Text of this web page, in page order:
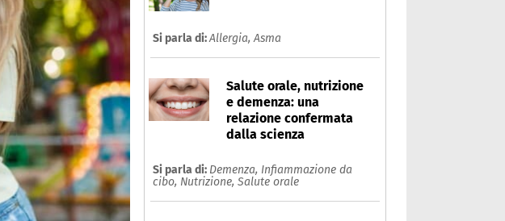
Si parla di:Allergia,Asma
Salute orale, nutrizione
e demenza: una
relazione confermata
dalla scienza
Si parla di: Demenza, Infiammazione da
cibo, Nutrizione, Salute orale